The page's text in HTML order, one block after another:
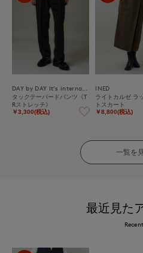
タックテーパードパンツ《T
Rストレッチ》
￥3,300(税込)
INED
ライトカルゼ ラ
トスカート
￥8,800(税込)
一覧を
最近見た
Recent